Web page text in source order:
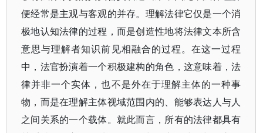
便经常是主观与客观的并存。理解法律它仅是一个消
极地认知法律的过程，而是创造性地将法律文本所含
意思与理解者知识前见相融合的过程。在这一过程
中，法官扮演着一个积极建构的角色，这意味着，法
律并非一个实体，也不是外在于理解主体的一种事
物，而是在理解主体视域范围内的、能够表达人与人
之间关系的一个载体。就此而言，所有的法律都具有